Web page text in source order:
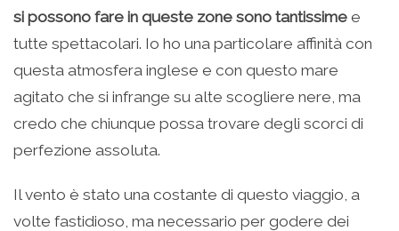
si possono fare in queste zone sono tantissime e
tutte spettacolari. Io ho una particolare affinità con
questa atmosfera inglese e con questo mare
agitato che si infrange su alte scogliere nere, ma
credo che chiunque possa trovare degli scorci di
perfezione assoluta.
Il vento è stato una costante di questo viaggio, a
volte fastidioso, ma necessario per godere dei